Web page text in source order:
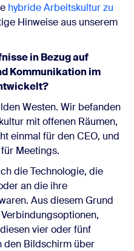
hybride Arbeitskultur zu
Hinweise aus unserem
in Bezug auf
Kommunikation im
Westen. Wir befanden
mit offenen Räumen,
einmal für den CEO, und
Meetings.
die Technologie, die
an die ihre
Aus diesem Grund
vier oder fünf
den Bildschirm über